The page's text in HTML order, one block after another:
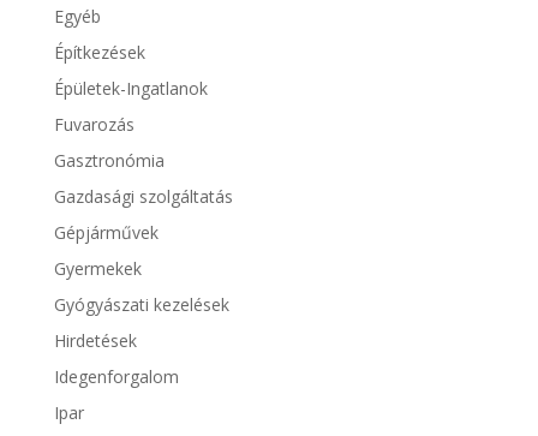
Egyéb
Építkezések
Épületek-Ingatlanok
Fuvarozás
Gasztronómia
Gazdasági szolgáltatás
Gépjárművek
Gyermekek
Gyógyászati kezelések
Hirdetések
Idegenforgalom
Ipar